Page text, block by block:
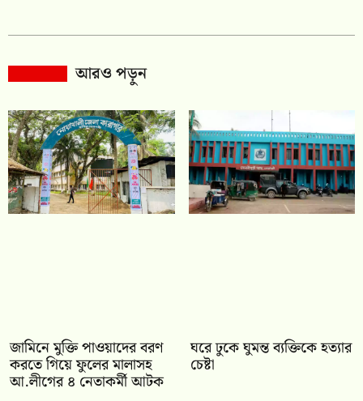
আরও পড়ুন
জামিনে মুক্তি পাওয়াদের বরণ
করতে গিয়ে ফুলের মালাসহ
আ.লীগের ৪ নেতাকর্মী আটক
ঘরে ঢুকে ঘুমন্ত ব্যক্তিকে হত্যার
চেষ্টা